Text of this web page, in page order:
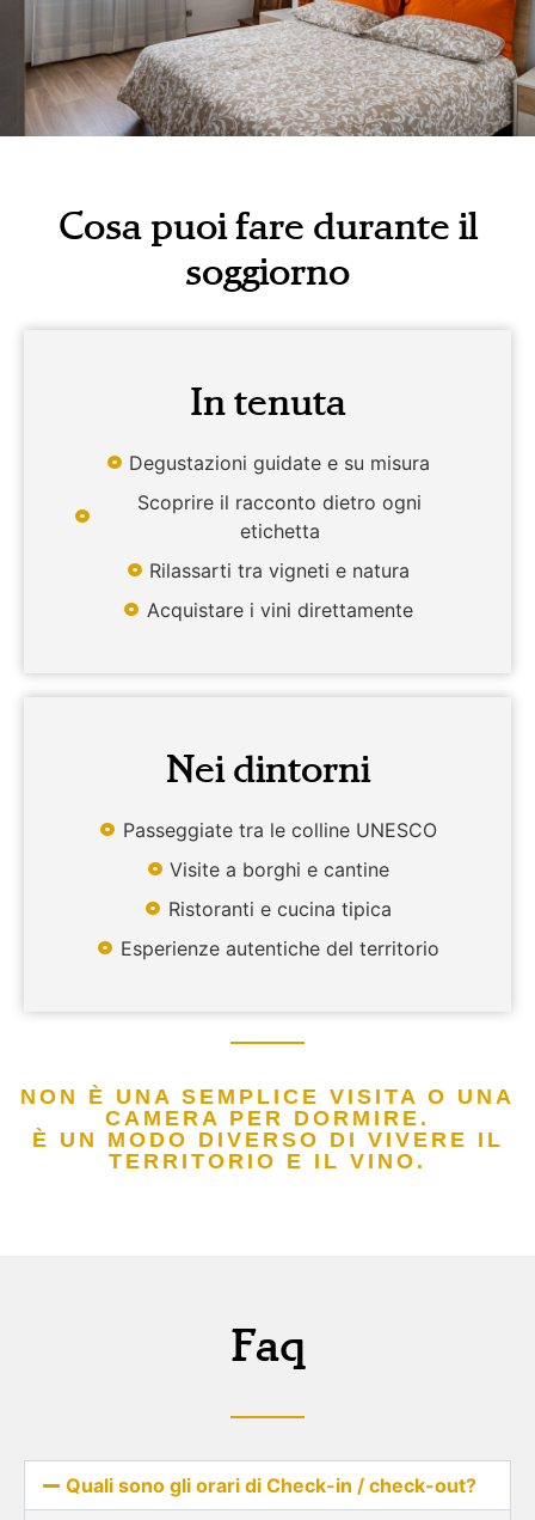
Cosa puoi fare durante il
soggiorno
In tenuta
Degustazioni guidate e su misura
Scoprire il racconto dietro ogni
etichetta
Rilassarti tra vigneti e natura
Acquistare i vini direttamente
Nei dintorni
Passeggiate tra le colline UNESCO
Visite a borghi e cantine
Ristoranti e cucina tipica
Esperienze autentiche del territorio
NON È UNA SEMPLICE VISITA O UNA
CAMERA PER DORMIRE.
È UN MODO DIVERSO DI VIVERE IL
TERRITORIO E IL VINO.
Faq
Quali sono gli orari di Check-in / check-out?